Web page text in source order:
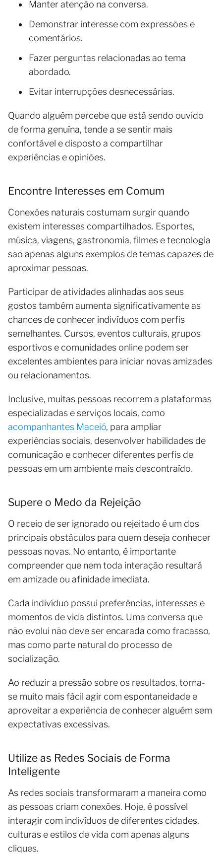
Manter atenção na conversa.
Demonstrar interesse com expressões e
comentários.
Fazer perguntas relacionadas ao tema
abordado.
Evitar interrupções desnecessárias.
Quando alguém percebe que está sendo ouvido
de forma genuína, tende a se sentir mais
confortável e disposto a compartilhar
experiências e opiniões.
Encontre Interesses em Comum
Conexões naturais costumam surgir quando
existem interesses compartilhados. Esportes,
música, viagens, gastronomia, filmes e tecnologia
são apenas alguns exemplos de temas capazes de
aproximar pessoas.
Participar de atividades alinhadas aos seus
gostos também aumenta significativamente as
chances de conhecer indivíduos com perfis
semelhantes. Cursos, eventos culturais, grupos
esportivos e comunidades online podem ser
excelentes ambientes para iniciar novas amizades
ou relacionamentos.
Inclusive, muitas pessoas recorrem a plataformas
especializadas e serviços locais, como
acompanhantes Maceió, para ampliar
experiências sociais, desenvolver habilidades de
comunicação e conhecer diferentes perfis de
pessoas em um ambiente mais descontraído.
Supere o Medo da Rejeição
O receio de ser ignorado ou rejeitado é um dos
principais obstáculos para quem deseja conhecer
pessoas novas. No entanto, é importante
compreender que nem toda interação resultará
em amizade ou afinidade imediata.
Cada indivíduo possui preferências, interesses e
momentos de vida distintos. Uma conversa que
não evolui não deve ser encarada como fracasso,
mas como parte natural do processo de
socialização.
Ao reduzir a pressão sobre os resultados, torna-
se muito mais fácil agir com espontaneidade e
aproveitar a experiência de conhecer alguém sem
expectativas excessivas.
Utilize as Redes Sociais de Forma
Inteligente
As redes sociais transformaram a maneira como
as pessoas criam conexões. Hoje, é possível
interagir com indivíduos de diferentes cidades,
culturas e estilos de vida com apenas alguns
cliques.